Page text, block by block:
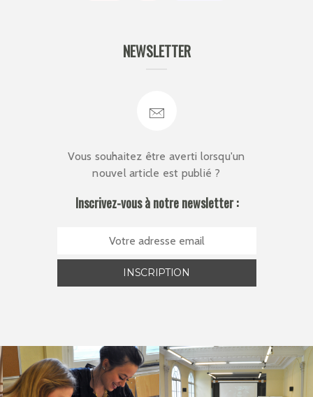
NEWSLETTER
Vous souhaitez être averti lorsqu'un
nouvel article est publié ?
Inscrivez-vous à notre newsletter :